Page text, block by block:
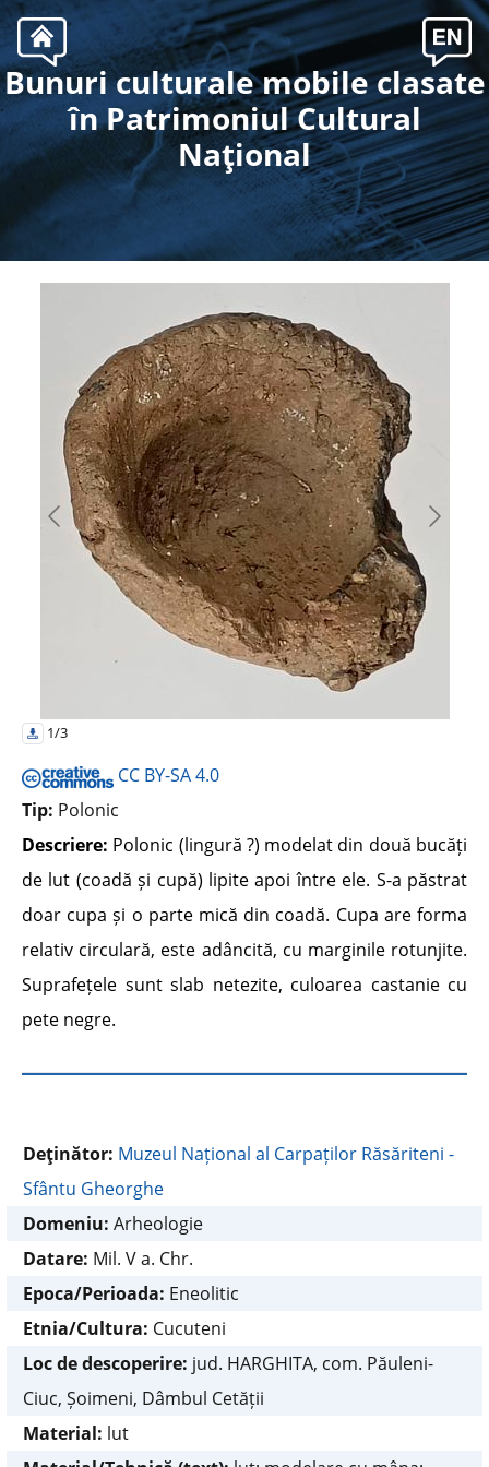
.
Bunuri culturale mobile clasate
în Patrimoniul Cultural
Naţional
1/3
CC BY-SA 4.0
Tip: Polonic
Descriere: Polonic (lingură ?) modelat din două bucăți
de lut (coadă și cupă) lipite apoi între ele. S-a păstrat
doar cupa și o parte mică din coadă. Cupa are forma
relativ circulară, este adâncită, cu marginile rotunjite.
Suprafețele sunt slab netezite, culoarea castanie cu
pete negre.
Deţinător: Muzeul Național al Carpaților Răsăriteni -
Sfântu Gheorghe
Domeniu: Arheologie
Datare: Mil. V a. Chr.
Epoca/Perioada: Eneolitic
Etnia/Cultura: Cucuteni
Loc de descoperire: jud. HARGHITA, com. Păuleni-
Ciuc, Șoimeni, Dâmbul Cetății
Material: lut